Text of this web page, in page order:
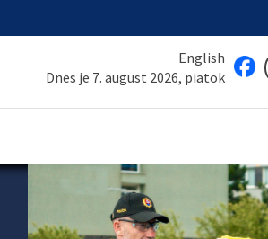
English
Dnes je 7. august 2026, piatok